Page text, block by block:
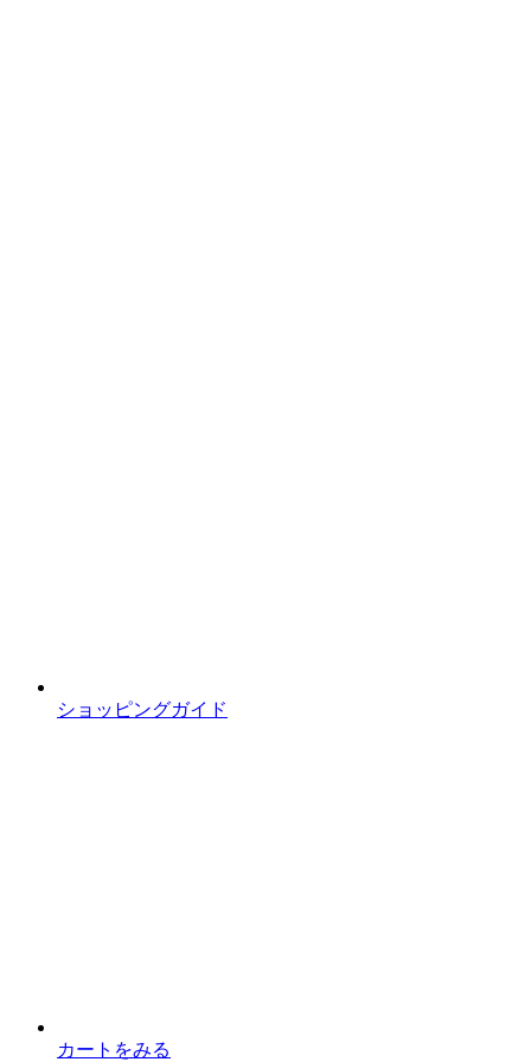
ショッピングガイド
カートをみる